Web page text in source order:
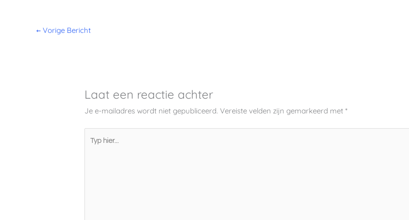
← Vorige Bericht
Laat een reactie achter
Je e-mailadres wordt niet gepubliceerd. Vereiste velden zijn gemarkeerd met*
hier...